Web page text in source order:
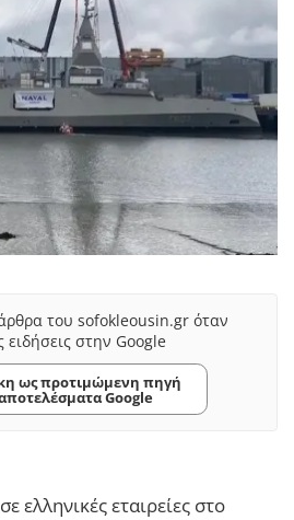
του sofokleousin.gr όταν
ειδήσεις στην Google
ως προτιμώμενη πηγή
Google
ελληνικές εταιρείες στο